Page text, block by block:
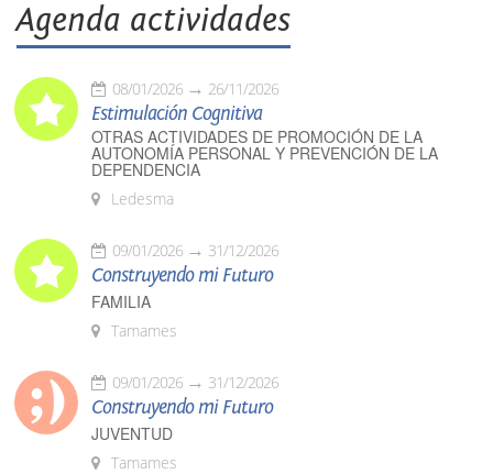
Agenda actividades
08/01/2026 26/11/2026
Estimulación Cognitiva
OTRAS ACTIVIDADES DE PROMOCIÓN DE LA
AUTONOMÍA PERSONAL Y PREVENCIÓN DE LA
DEPENDENCIA
Ledesma
09/01/2026 31/12/2026
Construyendo mi Futuro
FAMILIA
Tamames
09/01/2026 31/12/2026
Construyendo mi Futuro
JUVENTUD
Tamames